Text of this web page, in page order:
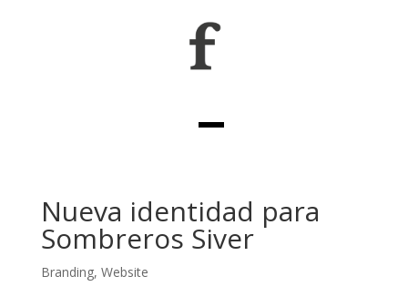
Nueva identidad para
Sombreros Siver
Branding, Website